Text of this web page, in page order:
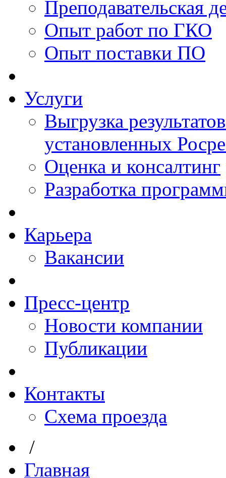
Преподавательская
Опыт работ по ГКО
Опыт поставки ПО
Услуги
Выгрузка
установленных
Оценка и консалтинг
Разработка
Карьера
Вакансии
Пресс-центр
Новости компании
Публикации
Контакты
Схема проезда
/
Главная